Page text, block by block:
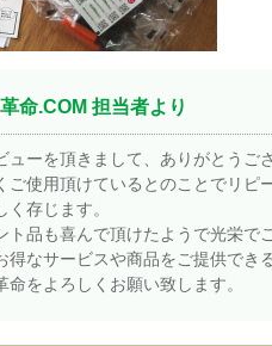
命.COM 担当者より
ューを頂きまして、ありがとうご
ご使用頂けているとのことでリピ
く存じます。
ト品も喜んで頂けたようで光栄で
得なサービスや商品をご提供でき
命をよろしくお願い致します。